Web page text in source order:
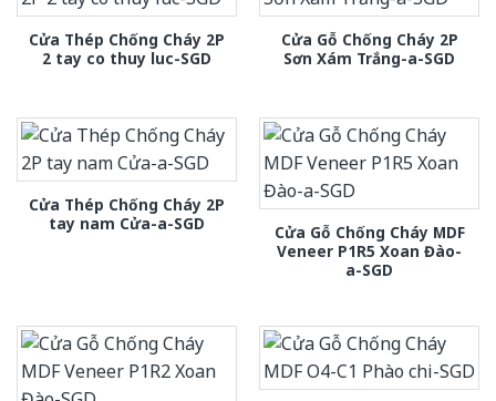
Cửa Thép Chống Cháy 2P
2 tay co thuy luc-SGD
Cửa Gỗ Chống Cháy 2P
Sơn Xám Trắng-a-SGD
Cửa Thép Chống Cháy 2P
tay nam Cửa-a-SGD
Cửa Gỗ Chống Cháy MDF
Veneer P1R5 Xoan Đào-
a-SGD